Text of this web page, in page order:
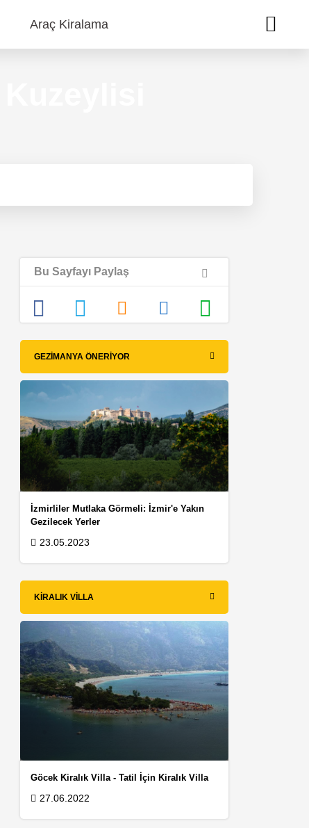
Araç Kiralama
Bu Sayfayı Paylaş
GEZIMANYA ÖNERIYOR
İzmirliler Mutlaka Görmeli: İzmir'e Yakın
Gezilecek Yerler
23.05.2023
KIRALIK VILLA
Göcek Kiralık Villa - Tatil İçin Kiralık Villa
27.06.2022